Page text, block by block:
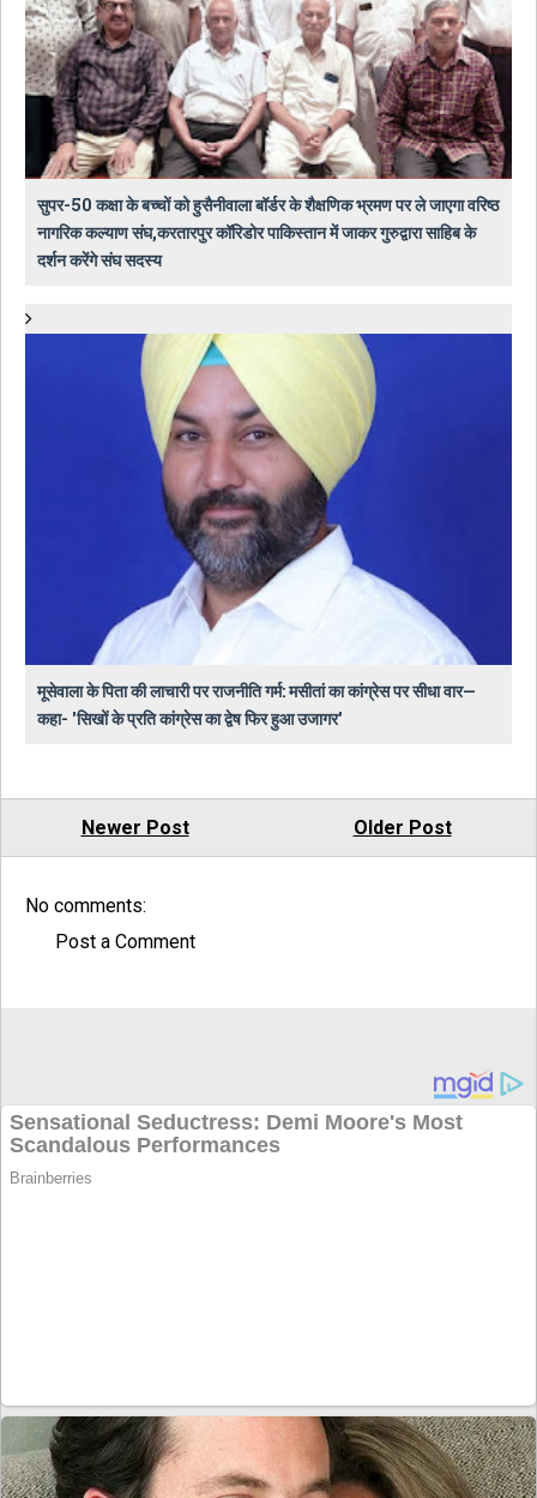
सुपर-50 कक्षा के बच्चों को हुसैनीवाला बॉर्डर के शैक्षणिक भ्रमण पर ले जाएगा वरिष्ठ
नागरिक कल्याण संघ,करतारपुर कॉरिडोर पाकिस्तान में जाकर गुरुद्वारा साहिब के
दर्शन करेंगे संघ सदस्य
मूसेवाला के पिता की लाचारी पर राजनीति गर्म: मसीतां का कांग्रेस पर सीधा वार—
कहा- 'सिखों के प्रति कांग्रेस का द्वेष फिर हुआ उजागर'
Newer Post Older Post
No comments:
Post a Comment